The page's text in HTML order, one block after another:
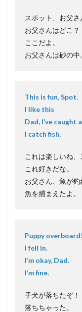
スポット、お父さ
お父さんはどこ？
ここだよ。
お父さんは砂の中
This is fun, Spot.
I like this
Dad, I’ve caught
I catch fish.
これは楽しいね、
これ好きだな。
お父さん、魚が釣
魚を捕まえたよ。
Puppy overboard!
I fell in.
I’m okay, Dad.
I’m fine.
子犬が落ちたぞ！
落ちちゃった。